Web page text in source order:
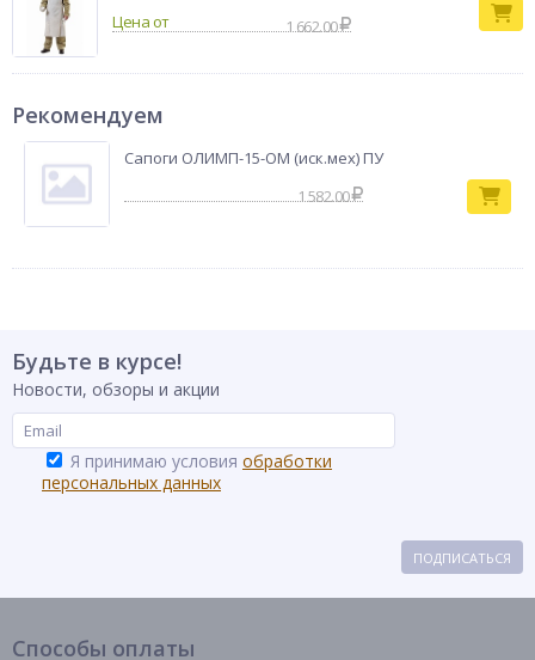
Цена от
1 662.00
Рекомендуем
Сапоги ОЛИМП-15-ОМ (иск.мех) ПУ
1 582.00
Будьте в курсе!
Новости, обзоры и акции
Я принимаю условия обработки
персональных данных
ПОДПИСАТЬСЯ
Способы оплаты